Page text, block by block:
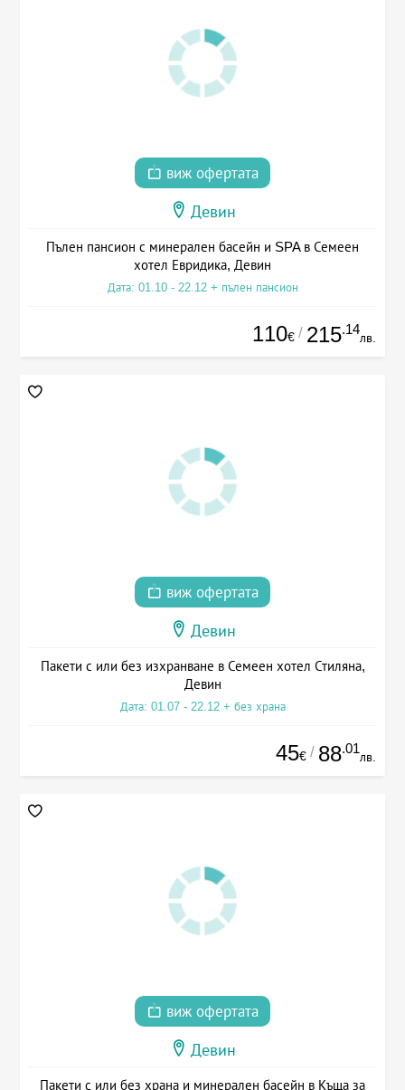
виж офертата
Девин
Пълен пансион с минерален басейн и SPA в Семеен
хотел Евридика, Девин
Дата: 01.10 - 22.12 + пълен пансион
110€ / 215.14
лв.
виж офертата
Девин
Пакети с или без изхранване в Семеен хотел Стиляна,
Девин
Дата: 01.07 - 22.12 + без храна
45€ / 88.01
лв.
виж офертата
Девин
Пакети с или без храна и минерален басейн в Къща за